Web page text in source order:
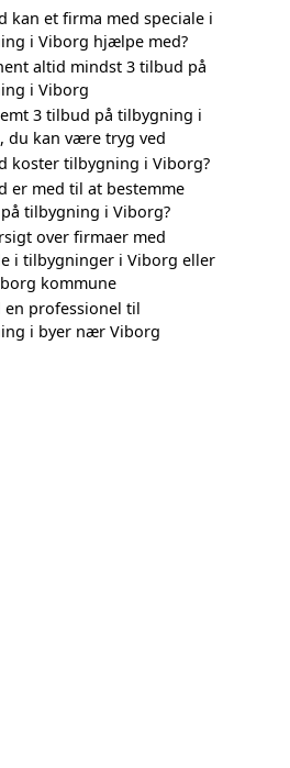
kan et firma med speciale i
i Viborg hjælpe med?
altid mindst 3 tilbud på
i Viborg
3 tilbud på tilbygning i
du kan være tryg ved
koster tilbygning i Viborg?
er med til at bestemme
tilbygning i Viborg?
over firmaer med
i tilbygninger i Viborg eller
kommune
en professionel til
i byer nær Viborg